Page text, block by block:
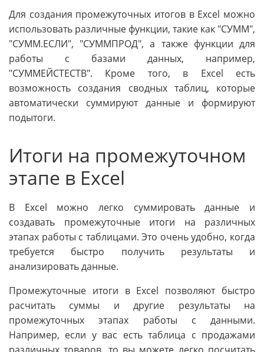
Для создания промежуточных итогов в Excel можно
использовать различные функции, такие как "СУММ",
"СУММ.ЕСЛИ", "СУММПРОД", а также функции для
работы с базами данных, например,
"СУММЕЙСТЕСТВ". Кроме того, в Excel есть
возможность создания сводных таблиц, которые
автоматически суммируют данные и формируют
подытоги.
Итоги на промежуточном
этапе в Excel
В Excel можно легко суммировать данные и
создавать промежуточные итоги на различных
этапах работы с таблицами. Это очень удобно, когда
требуется быстро получить результаты и
анализировать данные.
Промежуточные итоги в Excel позволяют быстро
расчитать суммы и другие результаты на
промежуточных этапах работы с данными.
Например, если у вас есть таблица с продажами